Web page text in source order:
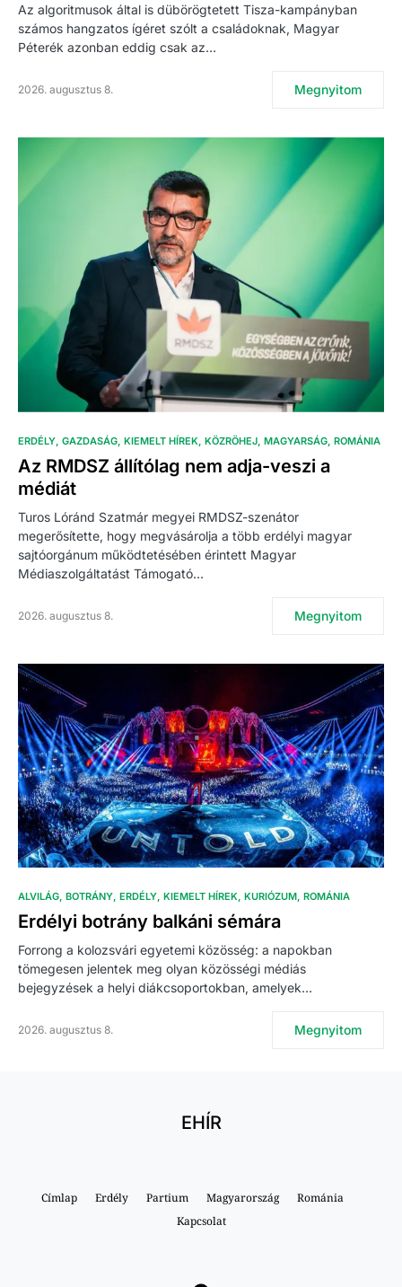
Az algoritmusok által is dübörögtetett Tisza-kampányban
számos hangzatos ígéret szólt a családoknak, Magyar
Péterék azonban eddig csak az…
2026. augusztus 8. Megnyitom
ERDÉLY GAZDASÁG KIEMELT HÍREK KÖZRÖHEJ MAGYARSÁG ROMÁNIA
Az RMDSZ állítólag nem adja-veszi a
médiát
Turos Lóránd Szatmár megyei RMDSZ-szenátor
megerősítette, hogy megvásárolja a több erdélyi magyar
sajtóorgánum működtetésében érintett Magyar
Médiaszolgáltatást Támogató…
2026. augusztus 8. Megnyitom
ALVILÁG BOTRÁNY ERDÉLY KIEMELT HÍREK KURIÓZUM ROMÁNIA
Erdélyi botrány balkáni sémára
Forrong a kolozsvári egyetemi közösség: a napokban
tömegesen jelentek meg olyan közösségi médiás
bejegyzések a helyi diákcsoportokban, amelyek…
2026. augusztus 8. Megnyitom
EHÍR
Címlap Erdély Partium Magyarország
Románia
Kapcsolat